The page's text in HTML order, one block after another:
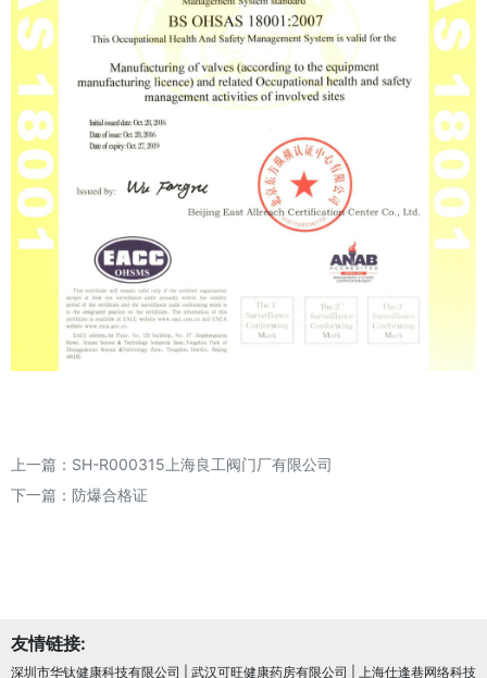
上一篇： SH-R000315上海良工阀门厂有限公司
下一篇： 防爆合格证
友情链接:
深圳市华钛健康科技有限公司 武汉可旺健康药房有限公司 上海仕逢巷网络科技